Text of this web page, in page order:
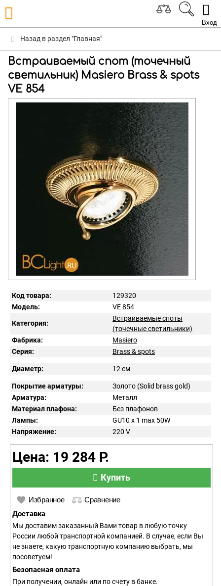
Вход
Назад в раздел "Главная"
Встраиваемый спот (точечный
светильник) Masiero Brass & spots
VE 854
Код товара:
129320
Модель:
VE 854
Категория:
Встраиваемые споты
(точечные светильники)
Фабрика:
Masiero
Серия:
Brass & spots
Диаметр: 12 см
Покрытие арматуры:
Золото (Solid brass gold)
Арматура:
Металл
Материал плафона:
Без плафонов
Лампы:
GU10 x 1 max 50W
Напряжение:
220 V
Цена: 19 284 Р.
Купить
Избранное Сравнение
Доставка
Мы доставим заказанный Вами товар в любую точку
России любой транспортной компанией. В случае, если Вы
не знаете, какую транспортную компанию выбрать, мы
посоветуем!
Безопасная оплата
При получении, онлайн или по счету в банке.